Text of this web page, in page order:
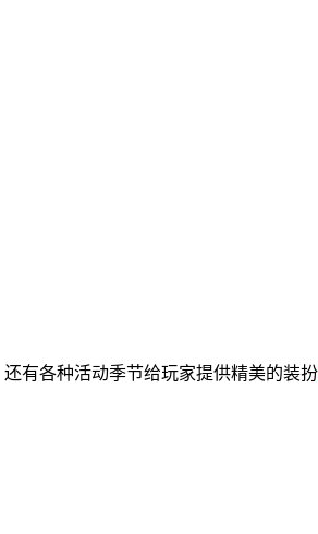
还有各种活动季节给玩家提供精美的装扮